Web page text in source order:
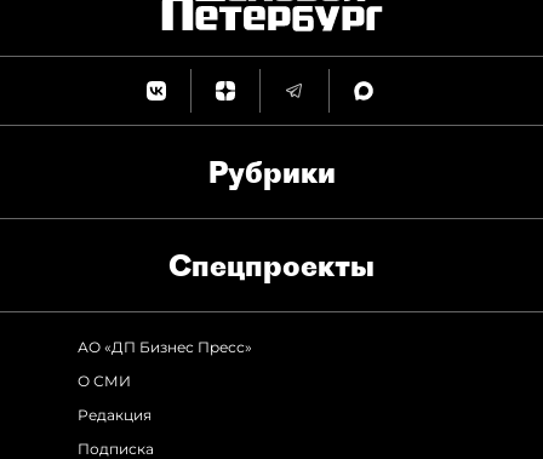
Рубрики
Спец­проекты
АО «ДП Бизнес Пресс»
О СМИ
Редакция
Подписка